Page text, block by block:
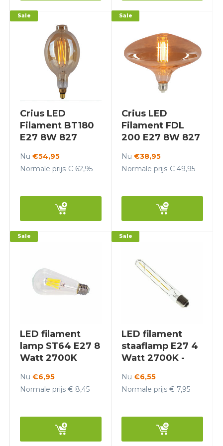
Crius LED
Filament BT180
E27 8W 827
Sale
Nu €54,95
Normale prijs € 62,95
Crius LED
Filament FDL
200 E27 8W 827
Sale
Nu €38,95
Normale prijs € 49,95
LED filament
lamp ST64 E27 8
Watt 2700K
Sale
Nu €6,95
Normale prijs € 8,45
LED filament
staaflamp E27 4
Watt 2700K -
Sale
Nu €6,55
Normale prijs € 7,95